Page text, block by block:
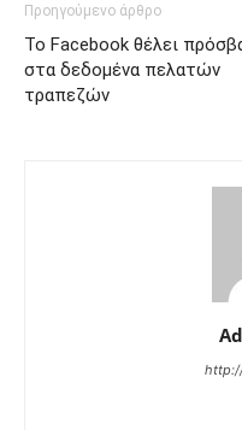
Προηγούμενο άρθρο
Το Facebook θέλει
στα δεδομένα πελατών
τραπεζών